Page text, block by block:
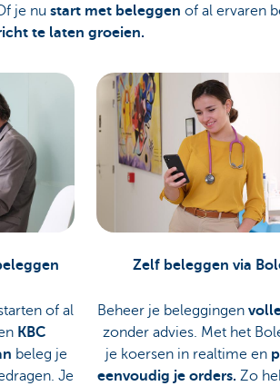
je nu start met beleggen of al ervaren
te laten groeien.
of al
KBC
beleg je
Je
Zelf beleggen via
Beheer je beleggingen
zonder advies. Met het
je koersen in realtime en
eenvoudig je orders. Zo